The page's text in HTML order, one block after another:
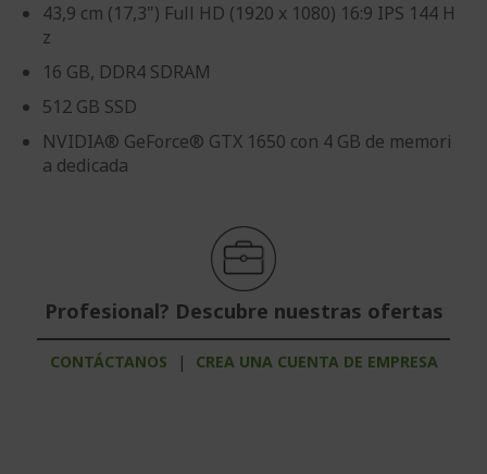
43,9 cm (17,3") Full HD (1920 x 1080) 16:9 IPS 144 H
z
16 GB, DDR4 SDRAM
512 GB SSD
NVIDIA® GeForce® GTX 1650 con 4 GB de memori
a dedicada
Profesional? Descubre nuestras ofertas
CONTÁCTANOS | CREA UNA CUENTA DE EMPRESA